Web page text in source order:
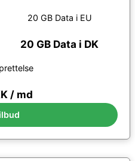
20 GB Data i EU
20 GB Data i DK
/ md